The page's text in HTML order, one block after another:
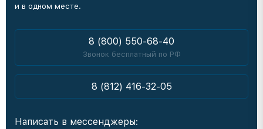
и в одном месте.
8 (800) 550-68-40
Звонок бесплатный по РФ
8 (812) 416-32-05
Написать в мессенджеры: